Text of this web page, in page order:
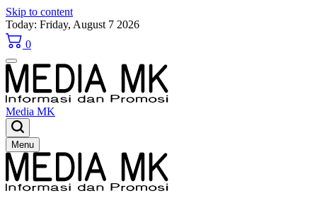
Skip to content
Today: Friday, August 7 2026
0
Media MK
Menu